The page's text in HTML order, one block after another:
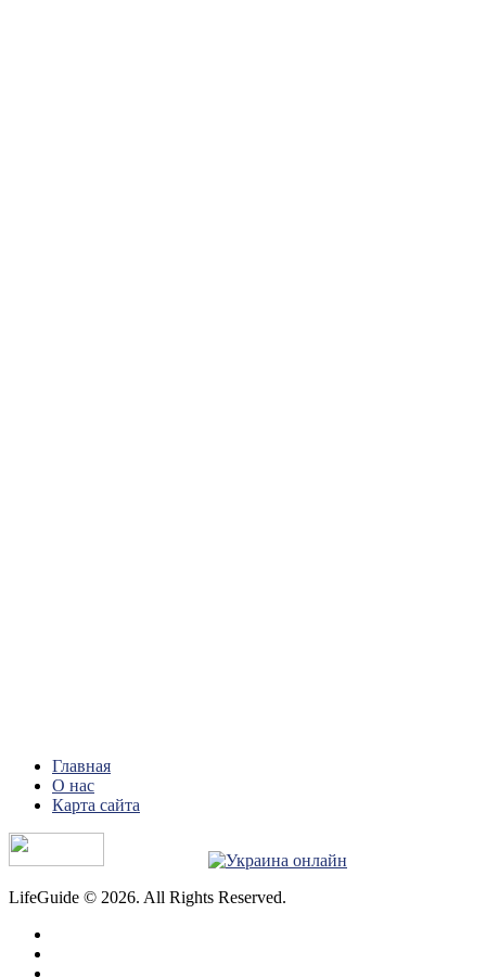
Главная
О нас
Карта сайта
LifeGuide © 2026. All Rights Reserved.